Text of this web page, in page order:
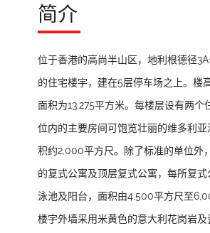
简介
位于香港的高尚半山区，地利根德径
的住宅楼宇，建在5层停车场之上。楼
面积为13,275平方米。每楼层设有两个
位内的主要房间可饱览壮丽的维多利
积约2,000平方尺。除了标准的单位外
的复式公寓及顶层复式公寓，每所复式
泳池及阳台，面积由4,500平方尺至
楼宇外墙采用米黄色的意大利花岗岩